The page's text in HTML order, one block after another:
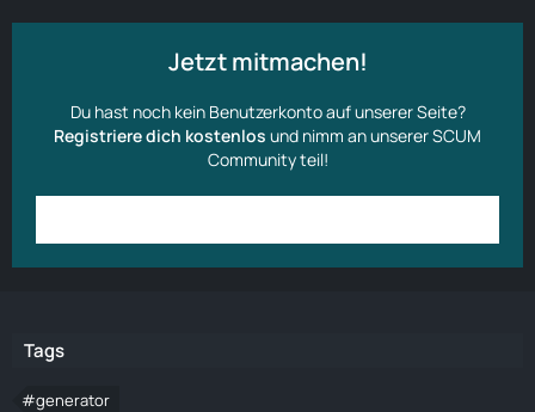
Jetzt mitmachen!
Du hast noch kein Benutzerkonto auf unserer Seite?
Registriere dich kostenlos und nimm an unserer SCUM
Community teil!
Tags
#generator